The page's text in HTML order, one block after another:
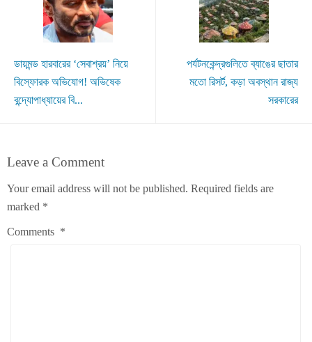
ডায়মন্ড হারবারের ‘সেবাশ্রয়’ নিয়ে
বিস্ফোরক অভিযোগ! অভিষেক
বন্দ্যোপাধ্যায়ের বি...
পর্যটনকেন্দ্রগুলিতে ব্যাঙের ছাতার
মতো রিসর্ট, কড়া অবস্থান রাজ্য
সরকারের
Leave a Comment
Your email address will not be published. Required fields are
marked *
Comments *